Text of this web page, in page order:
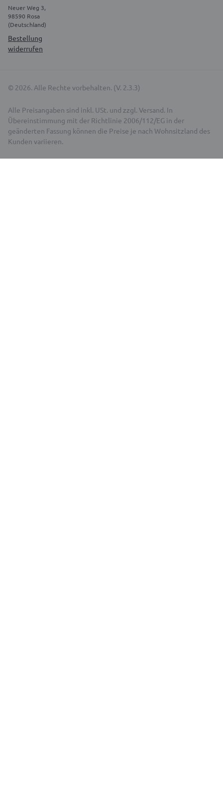
Neuer Weg 3,
98590 Rosa
(Deutschland)
Bestellung
widerrufen
© 2026. Alle Rechte vorbehalten. (V. 2.3.3)
Alle Preisangaben sind inkl. USt. und zzgl. Versand. In
Übereinstimmung mit der Richtlinie 2006/112/EG in der
geänderten Fassung können die Preise je nach Wohnsitzland des
Kunden variieren.